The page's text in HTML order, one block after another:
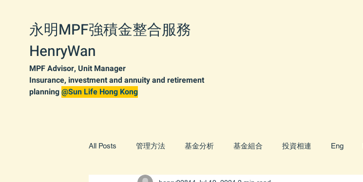
永明MPF強積金整合服務
HenryWan
MPF Advisor, Unit Manager
Insurance, investment and annuity and retirement
planning@Sun Life Hong Kong
All Posts 管理方法 基金分析 基金組合 投資相連 Eng